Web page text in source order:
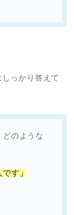
っかり答えて
どのような
す」